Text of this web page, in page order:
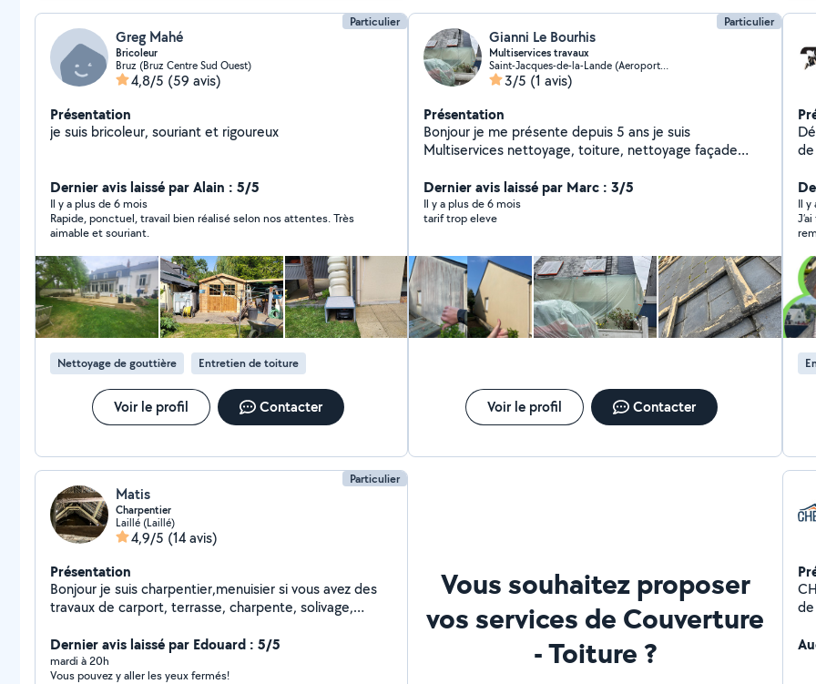
Particulier
Greg Mahé
Bricoleur
Bruz (Bruz Centre Sud Ouest)
4,8/5 (59 avis)
Présentation
je suis bricoleur, souriant et rigoureux
Dernier avis laissé par Alain : 5/5
Il y a plus de 6 mois
Rapide, ponctuel, travail bien réalisé selon nos attentes. Très
aimable et souriant.
Nettoyage de gouttière Entretien de toiture
Voir le profil Contacter
Particulier
Gianni Le Bourhis
Multiservices travaux
Saint-Jacques-de-la-Lande (Aeroport-Ecarts)
3/5 (1 avis)
Présentation
Bonjour je me présente depuis 5 ans je suis
Multiservices nettoyage, toiture, nettoyage façade
Dernier avis laissé par Marc : 3/5
Il y a plus de 6 mois
tarif trop eleve
Voir le profil Contacter
des
Il y
Particulier
Matis
Charpentier
Laillé (Laillé)
4,9/5 (14 avis)
Présentation
Bonjour je suis charpentier,menuisier si vous avez des
travaux de carport, terrasse, charpente, solivage,
n'hésitez pas à me conctacter
Dernier avis laissé par Edouard : 5/5
mardi à 20h
Vous pouvez y aller les yeux fermés!
Vous souhaitez proposer
vos services de Couverture
- Toiture ?